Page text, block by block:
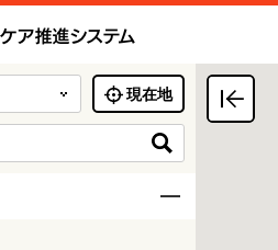
現在地